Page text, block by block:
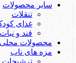
سایر محصولات
تنقلات
غذای
قند و نبات
محصولات محلی
مزه های ناب